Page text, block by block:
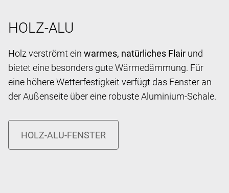
HOLZ-ALU
Holz verströmt ein warmes, natürliches Flair und
bietet eine besonders gute Wärmedämmung. Für
eine höhere Wetterfestigkeit verfügt das Fenster an
der Außenseite über eine robuste Aluminium-Schale.